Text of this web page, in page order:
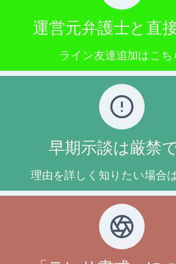
運営元弁護士と直
ライン友達追加はこち
早期示談は厳禁
理由を詳しく知りたい場合